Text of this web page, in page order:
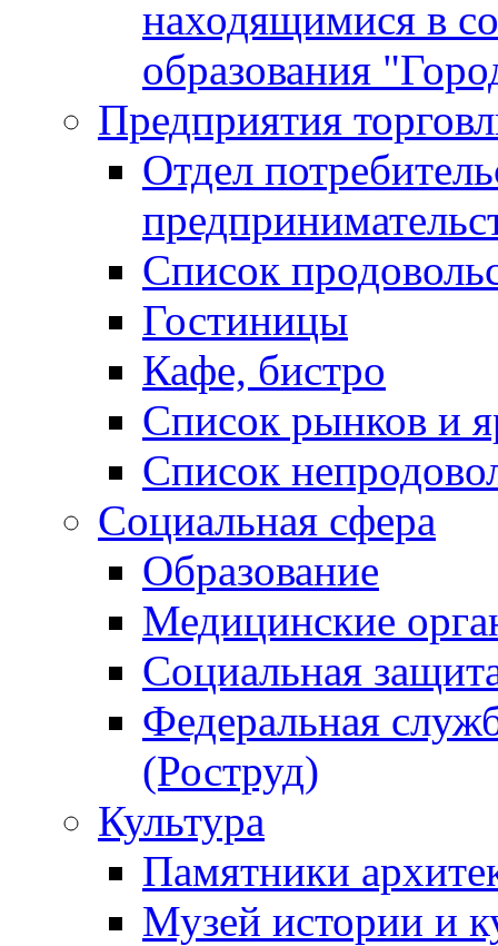
находящимися в
образования
Предприятия
Отдел
Список
Гостиницы
Кафе, бистро
Cписок рынков и
Список
Социальная сфера
Образование
Медицинские
Социальная
Федеральная
(Роструд)
Культура
Памятники
Музей истории и